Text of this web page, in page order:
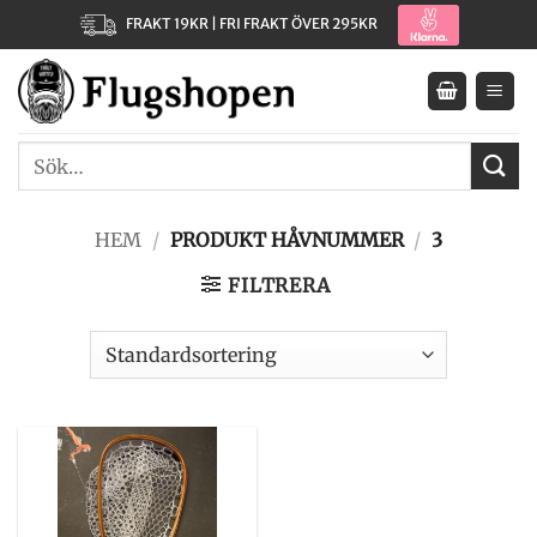
to
content
FRAKT 19KR | FRI FRAKT ÖVER 295KR
HEM / PRODUKT HÅVNUMMER / 3
FILTRERA